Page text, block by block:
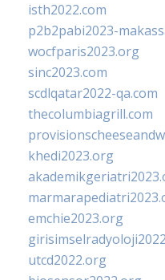
isth2022.com
p2b2pabi2023-
wocfparis2023.org
sinc2023.com
scdlqatar2022-qa.com
thecolumbiagrill.com
khedi2023.org
emchie2023.org
utcd2022.org